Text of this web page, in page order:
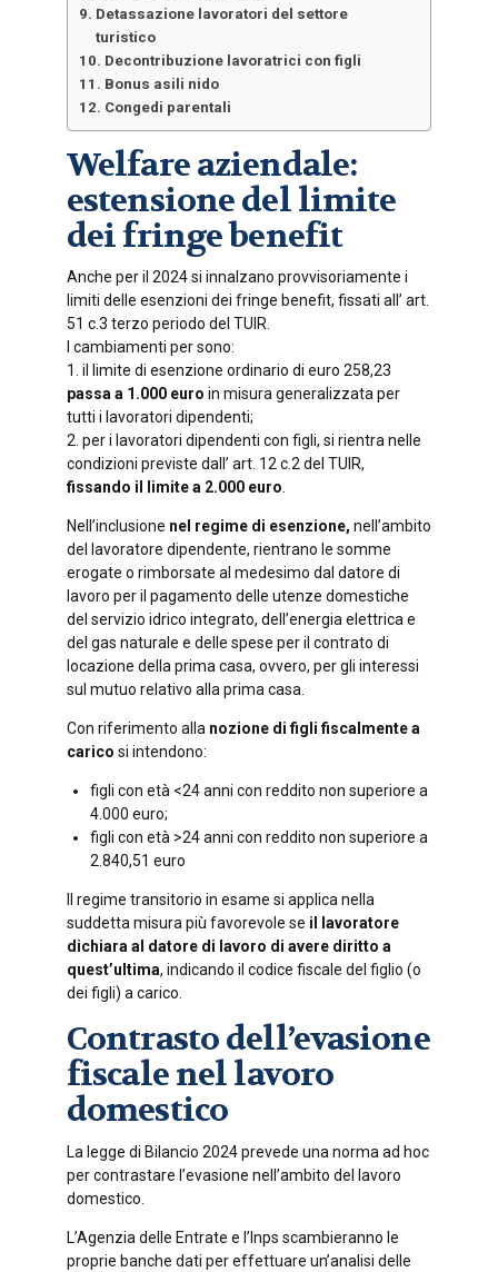
Detassazione lavoratori del settore
turistico
Decontribuzione lavoratrici con figli
Bonus asili nido
Congedi parentali
Welfare aziendale:
estensione del limite
dei fringe benefit
Anche per il 2024 si innalzano provvisoriamente i
limiti delle esenzioni dei fringe benefit, fissati all’ art.
51 c.3 terzo periodo del TUIR.
I cambiamenti per sono:
1. il limite di esenzione ordinario di euro 258,23
passa a 1.000 euro in misura generalizzata per
tutti i lavoratori dipendenti;
2. per i lavoratori dipendenti con figli, si rientra nelle
condizioni previste dall’ art. 12 c.2 del TUIR,
fissando il limite a 2.000 euro.
Nell’inclusione nel regime di esenzione, nell’ambito
del lavoratore dipendente, rientrano le somme
erogate o rimborsate al medesimo dal datore di
lavoro per il pagamento delle utenze domestiche
del servizio idrico integrato, dell’energia elettrica e
del gas naturale e delle spese per il contrato di
locazione della prima casa, ovvero, per gli interessi
sul mutuo relativo alla prima casa.
Con riferimento alla nozione di figli fiscalmente a
carico si intendono:
figli con età <24 anni con reddito non superiore a
4.000 euro;
figli con età >24 anni con reddito non superiore a
2.840,51 euro
Il regime transitorio in esame si applica nella
suddetta misura più favorevole se il lavoratore
dichiara al datore di lavoro di avere diritto a
quest’ultima, indicando il codice fiscale del figlio (o
dei figli) a carico.
Contrasto dell’evasione
fiscale nel lavoro
domestico
La legge di Bilancio 2024 prevede una norma ad hoc
per contrastare l’evasione nell’ambito del lavoro
domestico.
L’Agenzia delle Entrate e l’Inps scambieranno le
proprie banche dati per effettuare un’analisi delle